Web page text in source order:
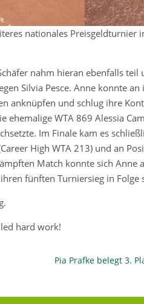
nationales Preisgeldturnier
nahm hieran ebenfalls teil
Silvia Pesce. Anne konnte an
anknüpfen und schlug ihre
WTA 869 Alessia
Im Finale kam es
High WTA 213) und an
Match konnte sich Anne
fünften Turniersieg in Folge
hard work!
Pia Prafke belegt 3.